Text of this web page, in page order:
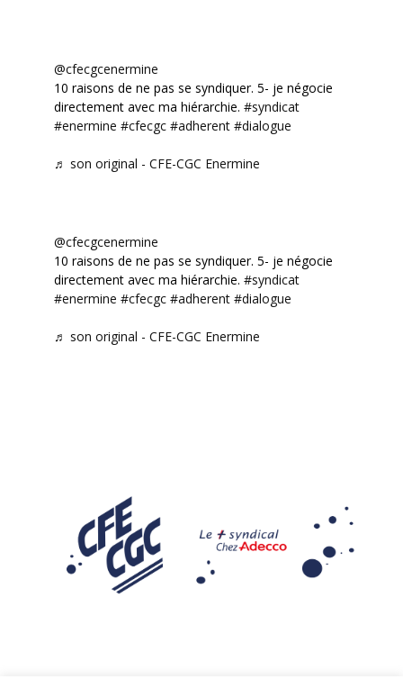
@cfecgcenermine
10 raisons de ne pas se syndiquer. 5- je négocie
directement avec ma hiérarchie. #syndicat
#enermine #cfecgc #adherent #dialogue
♬ son original - CFE-CGC Enermine
@cfecgcenermine
10 raisons de ne pas se syndiquer. 5- je négocie
directement avec ma hiérarchie. #syndicat
#enermine #cfecgc #adherent #dialogue
♬ son original - CFE-CGC Enermine